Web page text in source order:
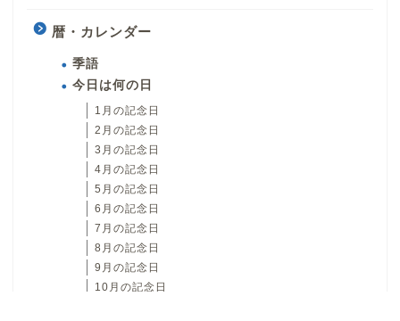
暦・カレンダー
季語
今日は何の日
1月の記念日
2月の記念日
3月の記念日
4月の記念日
5月の記念日
6月の記念日
7月の記念日
8月の記念日
9月の記念日
10月の記念日